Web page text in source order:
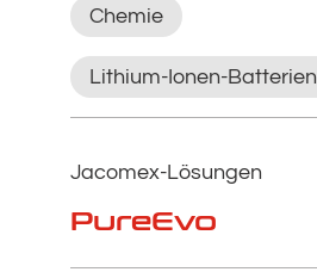
Chemie
Lithium-Ionen-Batterien
Jacomex-Lösungen
PureEvo